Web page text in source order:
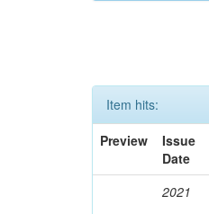
Item hits:
Preview
Issue
Date
2021